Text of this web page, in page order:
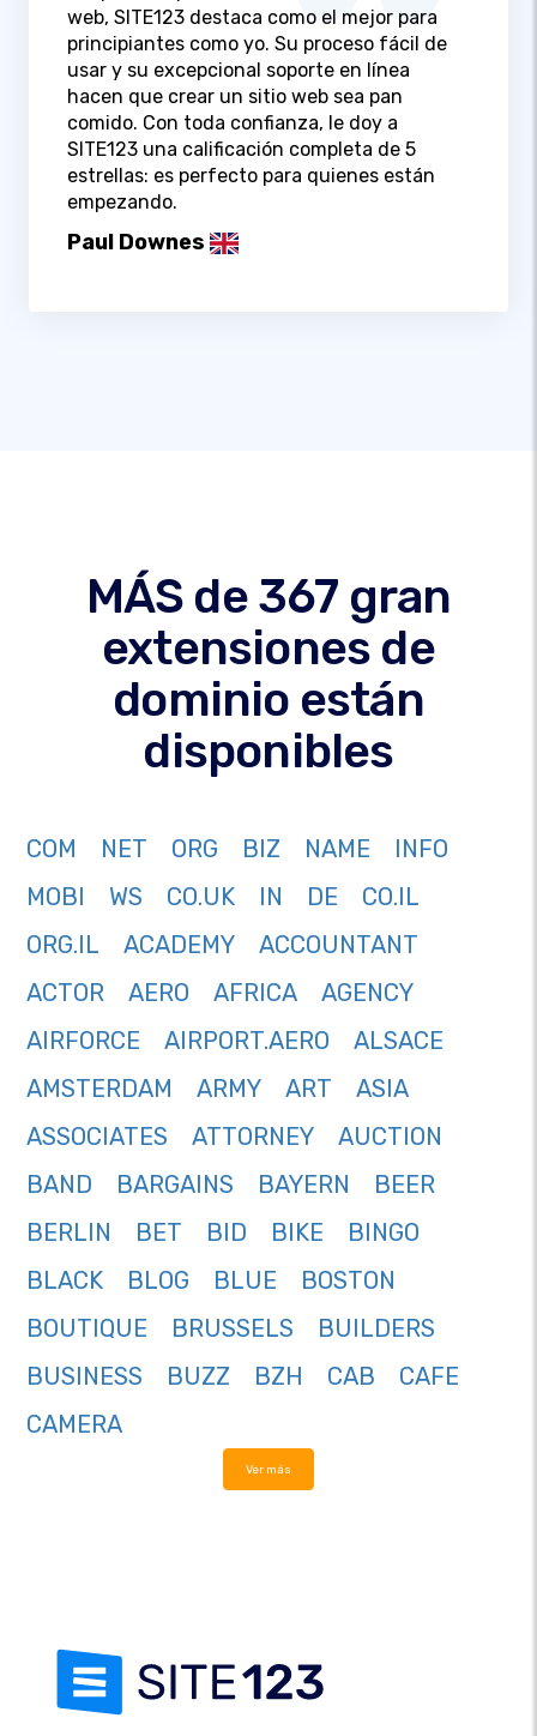
web, SITE123 destaca como el mejor para
principiantes como yo. Su proceso fácil de
usar y su excepcional soporte en línea
hacen que crear un sitio web sea pan
comido. Con toda confianza, le doy a
SITE123 una calificación completa de 5
estrellas: es perfecto para quienes están
empezando.
Paul Downes
MÁS de 367 gran
extensiones de
dominio están
disponibles
COM NET ORG BIZ NAME
INFO
MOBI
WS CO.UK IN DE
CO.IL
ORG.IL
ACADEMY
ACCOUNTANT
ACTOR
AERO AFRICA
AGENCY
AIRFORCE
AIRPORT.AERO
ALSACE
AMSTERDAM
ARMY ART
ASIA
ASSOCIATES
ATTORNEY
AUCTION
BAND
BARGAINS BAYERN
BEER
BERLIN
BET BID BIKE
BINGO
BLACK
BLOG BLUE
BOSTON
BOUTIQUE
BRUSSELS
BUILDERS
BUSINESS
BUZZ BZH CAB
CAFE
CAMERA
Ver más